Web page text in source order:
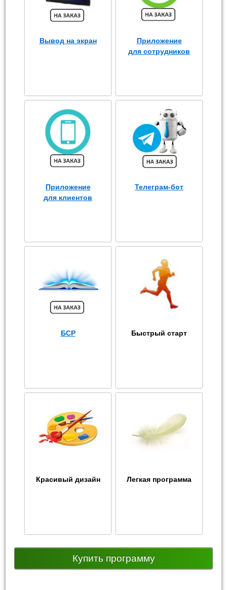
Вывод на экран
Приложение
для сотрудников
Приложение
для клиентов
Телеграм-бот
БСР Быстрый старт
Красивый дизайн Легкая программа
Купить программу